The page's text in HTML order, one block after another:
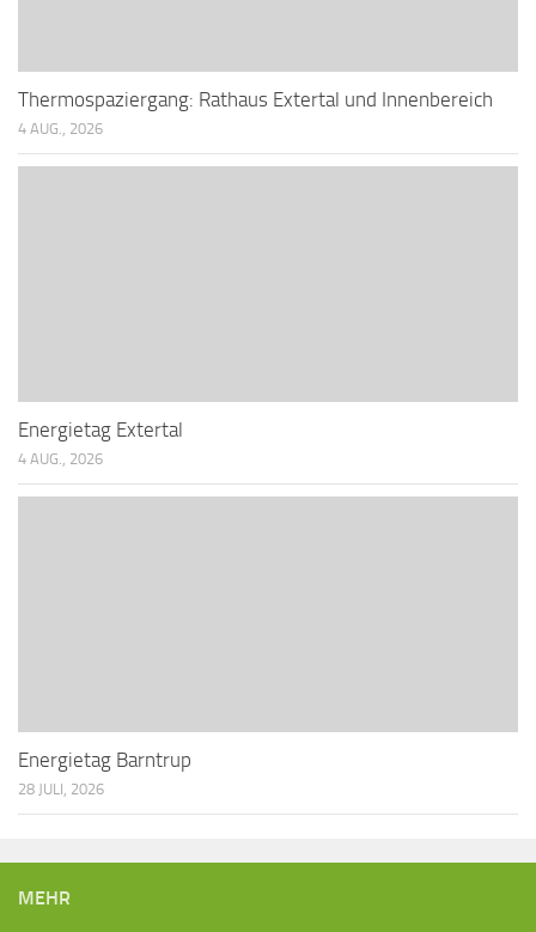
Thermospaziergang: Rathaus Extertal und Innenbereich
4 AUG., 2026
Energietag Extertal
4 AUG., 2026
Energietag Barntrup
28 JULI, 2026
MEHR